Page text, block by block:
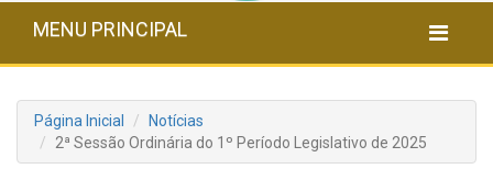
MENU PRINCIPAL
Página Inicial
Notícias
2ª Sessão Ordinária do 1º Período Legislativo de 2025